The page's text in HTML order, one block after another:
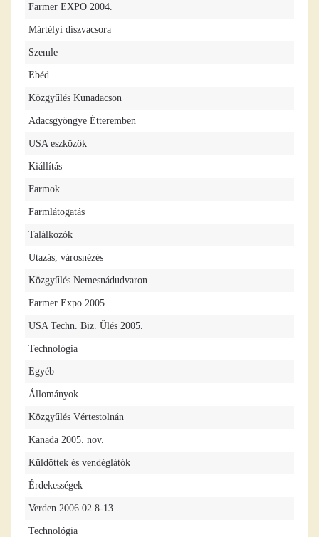
Farmer EXPO 2004.
Mártélyi díszvacsora
Szemle
Ebéd
Közgyűlés Kunadacson
Adacsgyöngye Étteremben
USA eszközök
Kiállítás
Farmok
Farmlátogatás
Találkozók
Utazás, városnézés
Közgyűlés Nemesnádudvaron
Farmer Expo 2005.
USA Techn. Biz. Ülés 2005.
Technológia
Egyéb
Állományok
Közgyűlés Vértestolnán
Kanada 2005. nov.
Küldöttek és vendéglátók
Érdekességek
Verden 2006.02.8-13.
Technológia